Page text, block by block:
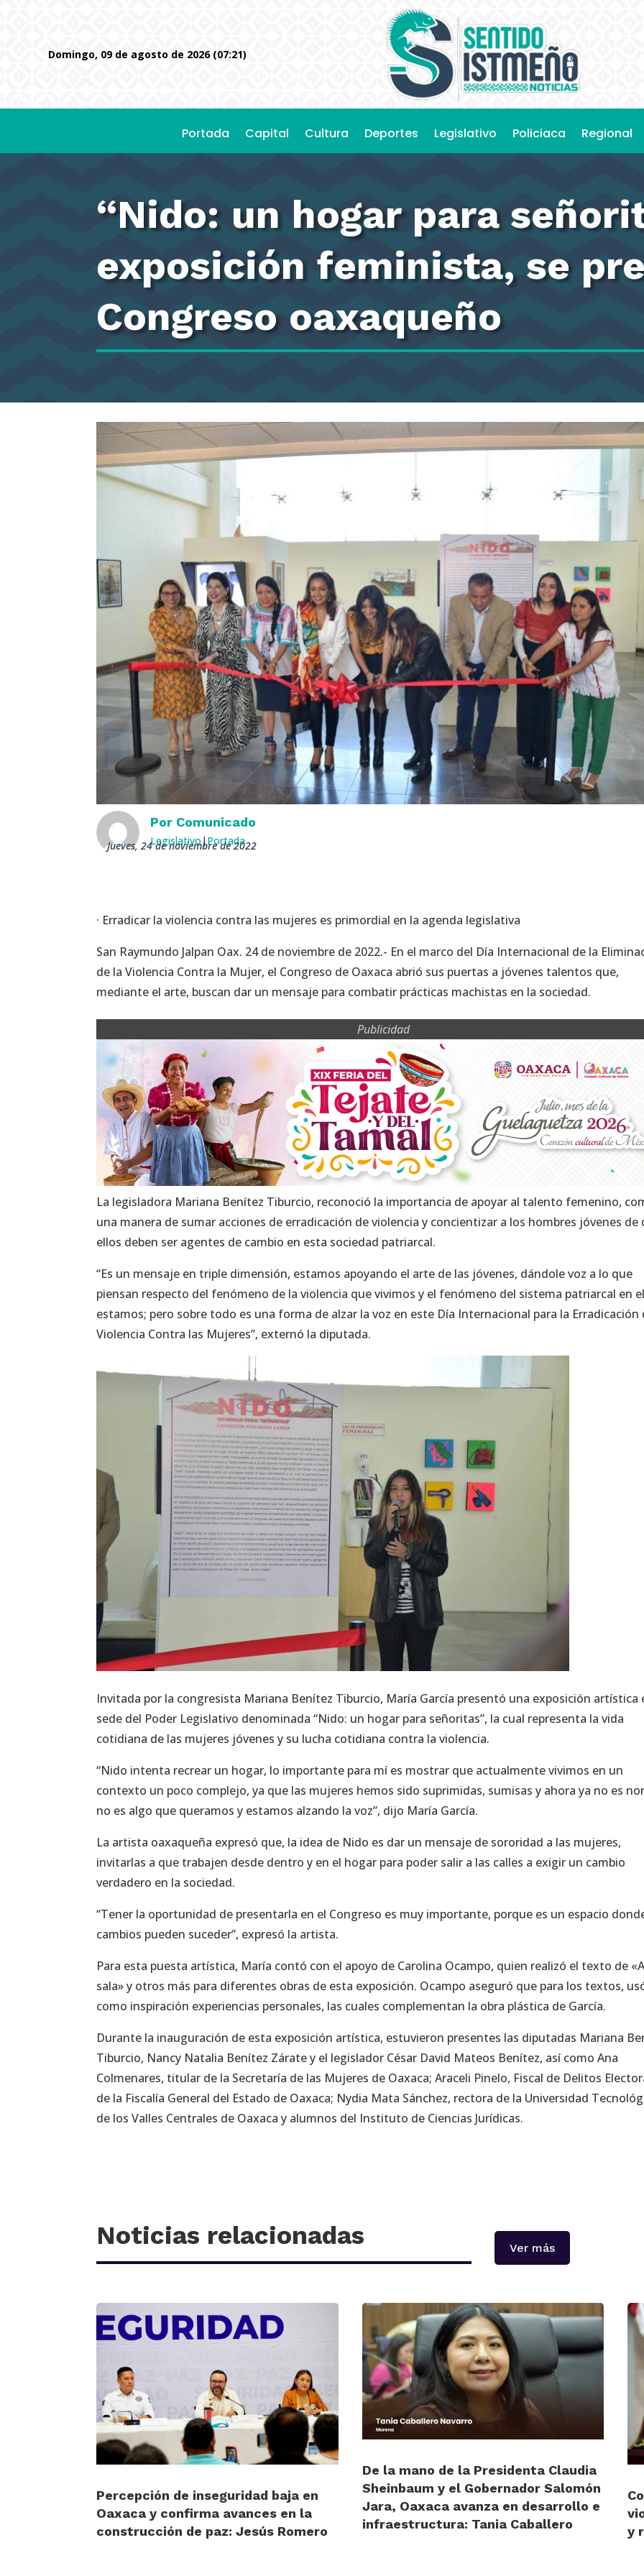
domingo, 09 de agosto de 2026 (07:21)
Portada Capital Cultura Deportes Legislativo Policiaca Regional
“Nido: un hogar para
exposición feminista, se
Congreso oaxaqueño
Por Comunicado
Legislativo|Portada
jueves, 24 de noviembre de 2022
· Erradicar la violencia contra las mujeres es primordial en la agenda legislativa
San Raymundo Jalpan Oax. 24 de noviembre de 2022.- En el marco del Día Internacional de la
de la Violencia Contra la Mujer, el Congreso de Oaxaca abrió sus puertas a jóvenes talentos que,
mediante el arte, buscan dar un mensaje para combatir prácticas machistas en la sociedad.
Publicidad
La legisladora Mariana Benítez Tiburcio, reconoció la importancia de apoyar al talento femenino,
una manera de sumar acciones de erradicación de violencia y concientizar a los hombres jóvenes de
ellos deben ser agentes de cambio en esta sociedad patriarcal.
“Es un mensaje en triple dimensión, estamos apoyando el arte de las jóvenes, dándole voz a lo que
piensan respecto del fenómeno de la violencia que vivimos y el fenómeno del sistema patriarcal en
estamos; pero sobre todo es una forma de alzar la voz en este Día Internacional para la Erradicación
Violencia Contra las Mujeres”, externó la diputada.
Invitada por la congresista Mariana Benítez Tiburcio, María García presentó una exposición artística
sede del Poder Legislativo denominada “Nido: un hogar para señoritas”, la cual representa la vida
cotidiana de las mujeres jóvenes y su lucha cotidiana contra la violencia.
“Nido intenta recrear un hogar, lo importante para mí es mostrar que actualmente vivimos en un
contexto un poco complejo, ya que las mujeres hemos sido suprimidas, sumisas y ahora ya no es
no es algo que queramos y estamos alzando la voz”, dijo María García.
La artista oaxaqueña expresó que, la idea de Nido es dar un mensaje de sororidad a las mujeres,
invitarlas a que trabajen desde dentro y en el hogar para poder salir a las calles a exigir un cambio
verdadero en la sociedad.
“Tener la oportunidad de presentarla en el Congreso es muy importante, porque es un espacio
cambios pueden suceder”, expresó la artista.
Para esta puesta artística, María contó con el apoyo de Carolina Ocampo, quien realizó el texto de
sala» y otros más para diferentes obras de esta exposición. Ocampo aseguró que para los textos,
como inspiración experiencias personales, las cuales complementan la obra plástica de García.
Durante la inauguración de esta exposición artística, estuvieron presentes las diputadas Mariana
Tiburcio, Nancy Natalia Benítez Zárate y el legislador César David Mateos Benítez, así como Ana
Colmenares, titular de la Secretaría de las Mujeres de Oaxaca; Araceli Pinelo, Fiscal de Delitos
de la Fiscalía General del Estado de Oaxaca; Nydia Mata Sánchez, rectora de la Universidad
de los Valles Centrales de Oaxaca y alumnos del Instituto de Ciencias Jurídicas.
Noticias relacionadas Ver más
Percepción de inseguridad baja en
Oaxaca y confirma avances en la
construcción de paz: Jesús Romero
De la mano de la Presidenta Claudia
Sheinbaum y el Gobernador Salomón
Jara, Oaxaca avanza en desarrollo e
infraestructura: Tania Caballero
y